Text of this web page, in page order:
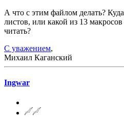
А что с этим файлом делать?
листов, или какой из 13
читать?
С уважением,
Михаил Каганский
Ingwar